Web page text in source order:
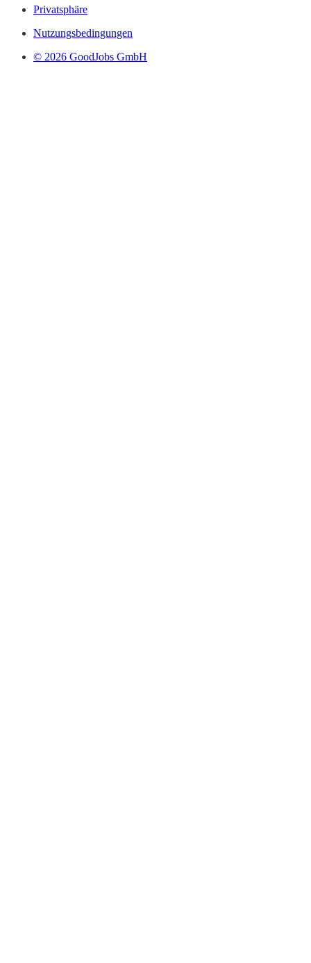
Privatsphäre
Nutzungsbedingungen
© 2026 GoodJobs GmbH